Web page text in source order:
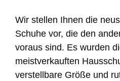
Wir stellen Ihnen die
Schuhe vor, die den
voraus sind. Es wurden
meistverkauften
verstellbare Größe und